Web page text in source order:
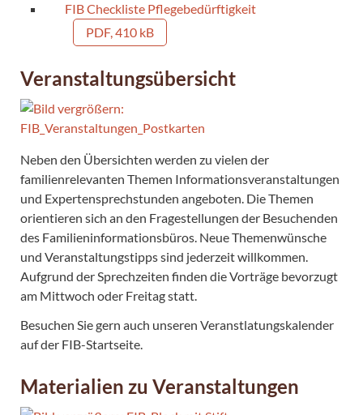
FIB Checkliste Pflegebedürftigkeit
PDF, 410 kB
Veranstaltungsübersicht
Neben den Übersichten werden zu vielen der
familienrelevanten Themen Informationsveranstaltungen
und Expertensprechstunden angeboten. Die Themen
orientieren sich an den Fragestellungen der Besuchenden
des Familieninformationsbüros. Neue Themenwünsche
und Veranstaltungstipps sind jederzeit willkommen.
Aufgrund der Sprechzeiten finden die Vorträge bevorzugt
am Mittwoch oder Freitag statt.
Besuchen Sie gern auch unseren Veranstlatungskalender
auf der FIB-Startseite.
Materialien zu Veranstaltungen